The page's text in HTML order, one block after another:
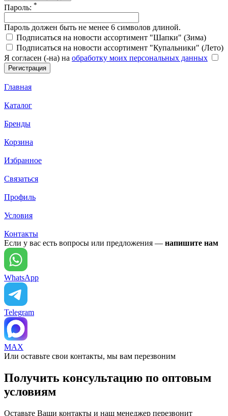
Пароль: *
Пароль должен быть не менее 6 символов длиной.
Подписаться на новости ассортимент "Шапки" (Зима)
Подписаться на новости ассортимент "Купальники" (Лето)
Я согласен (-на) на обработку моих персональных данных
Главная
Каталог
Бренды
Корзина
Избранное
Связаться
Профиль
Условия
Контакты
Если у вас есть вопросы или предложения — напишите нам
WhatsApp
Telegram
MAX
Или оставьте свои контакты, мы вам перезвоним
Получить консультацию по оптовым
условиям
Оставьте Ваши контакты и наш менеджер перезвонит